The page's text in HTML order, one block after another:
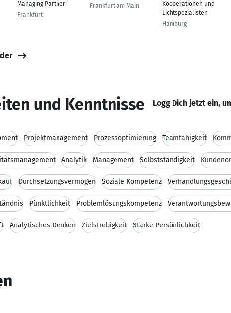
Managing Partner
Frankfurt
Frankfurt am Main
Kooperationen und
Lichtspezialisten
Hamburg
und Kenntnisse Logg Dich jetzt ein,
Projektmanagement Prozessoptimierung Teamfähigkeit
Analytik Management Selbstständigkeit
Durchsetzungsvermögen Soziale Kompetenz
Pünktlichkeit Problemlösungskompetenz
Analytisches Denken Zielstrebigkeit Starke Persönlichkeit